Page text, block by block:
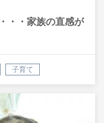
・・家族の直感が
子育て